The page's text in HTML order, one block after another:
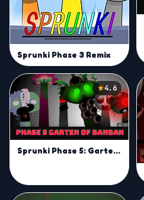
Sprunki Phase 3 Remix
4.6
Sprunki Phase 5: Garten of Banban